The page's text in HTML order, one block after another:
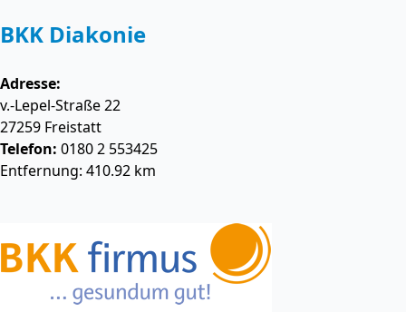
BKK Diakonie
Adresse:
v.-Lepel-Straße 22
27259 Freistatt
Telefon: 0180 2 553425
Entfernung: 410.92 km